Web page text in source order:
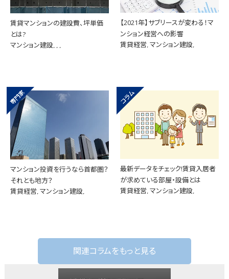
賃貸マンションの建設費、坪単価
とは?
マンション建設, , ,
【2021年】サブリースが変わる！マ
ンション経営への影響
賃貸経営, マンション建設,
マンション投資を行うなら首都圏？
それとも地方？
賃貸経営, マンション建設,
最新データをチェック!賃貸入居者
が求めている部屋・設備とは
賃貸経営, マンション建設,
関連コラムをもっと見る